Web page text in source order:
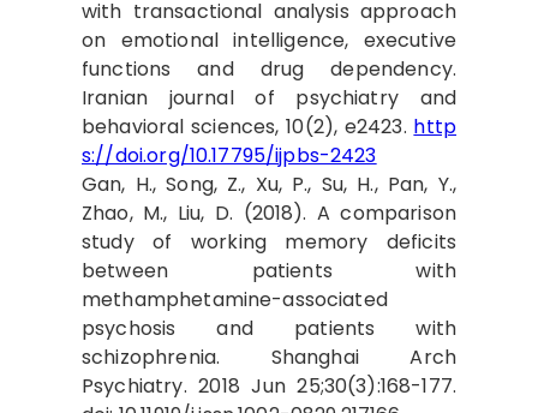
with transactional analysis approach
on emotional intelligence, executive
functions and drug dependency.
Iranian journal of psychiatry and
behavioral sciences, 10(2), e2423. http
s://doi.org/10.17795/ijpbs-2423
Gan, H., Song, Z., Xu, P., Su, H., Pan, Y.,
Zhao, M., Liu, D. (2018). A comparison
study of working memory deficits
between patients with
methamphetamine-associated
psychosis and patients with
schizophrenia. Shanghai Arch
Psychiatry. 2018 Jun 25;30(3):168-177.